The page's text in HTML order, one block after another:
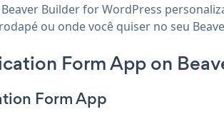
Builder for WordPress
ou onde você quiser no seu
Form App on
Form App